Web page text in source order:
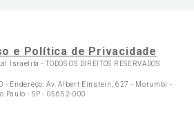
e Política de Privacidade
Israelita -TODOS OS DIREITOS RESERVADOS
- Endereço: Av. Albert Einstein, 627 - Morumbi -
Paulo - SP - 05652-000